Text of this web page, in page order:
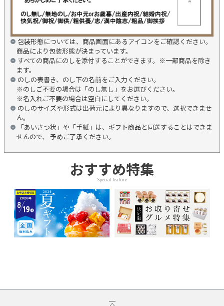
包装形態については、商品画面にあるアイコンをご確認ください。
商品により包装形態が決まっています。
すべての商品にのしを添付することができます。※一部商品を除き
ます。
のしの表書き、のし下の名前をご入力ください。
※のしご不要の場合は「のし無し」をお選びください。
※名入れご不要の場合は空白にしてください。
のしのサイズや形式は出荷元により異なりますので、選択できませ
ん。
「あいさつ状」や「手紙」は、ギフト商品と同送することはできま
せんので、 予めご了承ください。
おすすめ特集
Special feature